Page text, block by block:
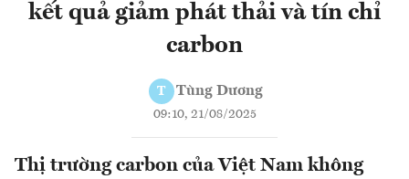
kết quả giảm phát thải và tín chỉ
carbon
T Tùng Dương
09:10, 21/08/2025
Thị trường carbon của Việt Nam không